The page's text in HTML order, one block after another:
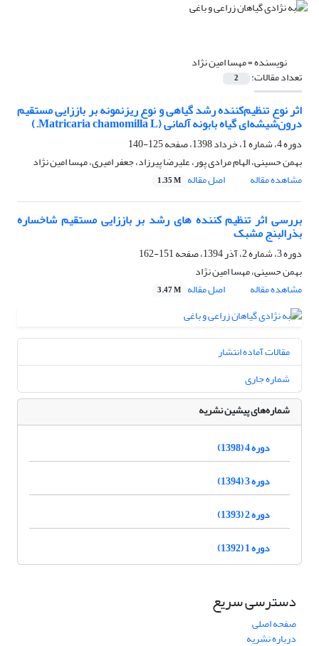
نویسنده =مهسا امین نژاد
تعداد مقالات: 2
اثر نوع تنظیم‌کننده رشد گیاهی و نوع ریزنمونه بر باززایی مستقیم
درون‌شیشه‌ای گیاه بابونه آلمانی (Matricaria chamomilla L.)
دوره 4، شماره 1، خرداد 1398، صفحه
125-140
بهمن حسینی، الهام مرادی پور، علیرضا پیرزاد، جعفر امیری، مهسا امین نژاد
مشاهده مقاله
اصل مقاله 1.35 M
بررسی اثر تنظیم کننده های رشد بر باززایی مستقیم شاخساره
بذرالبنج مشبک
دوره 3، شماره 2، آذر 1394، صفحه
151-162
بهمن حسینی، مهسا امین نژاد
مشاهده مقاله
اصل مقاله 3.47 M
مقالات آماده انتشار
شماره جاری
شماره‌های پیشین نشریه
دوره 4 (1398)
دوره 3 (1394)
دوره 2 (1393)
دوره 1 (1392)
دسترسی سریع
صفحه اصلی
درباره نشریه